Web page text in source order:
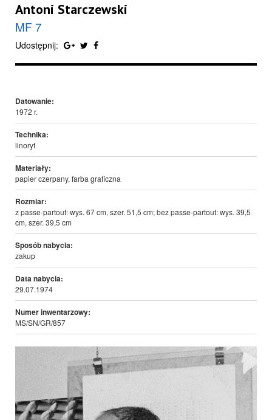
Antoni Starczewski
MF 7
Udostępnij:
Datowanie:
1972 r.
Technika:
linoryt
Materiały:
papier czerpany, farba graficzna
Rozmiar:
z passe-partout: wys. 67 cm, szer. 51,5 cm; bez passe-partout: wys. 39,5
cm, szer. 39,5 cm
Sposób nabycia:
zakup
Data nabycia:
29.07.1974
Numer inwentarzowy:
MS/SN/GR/857